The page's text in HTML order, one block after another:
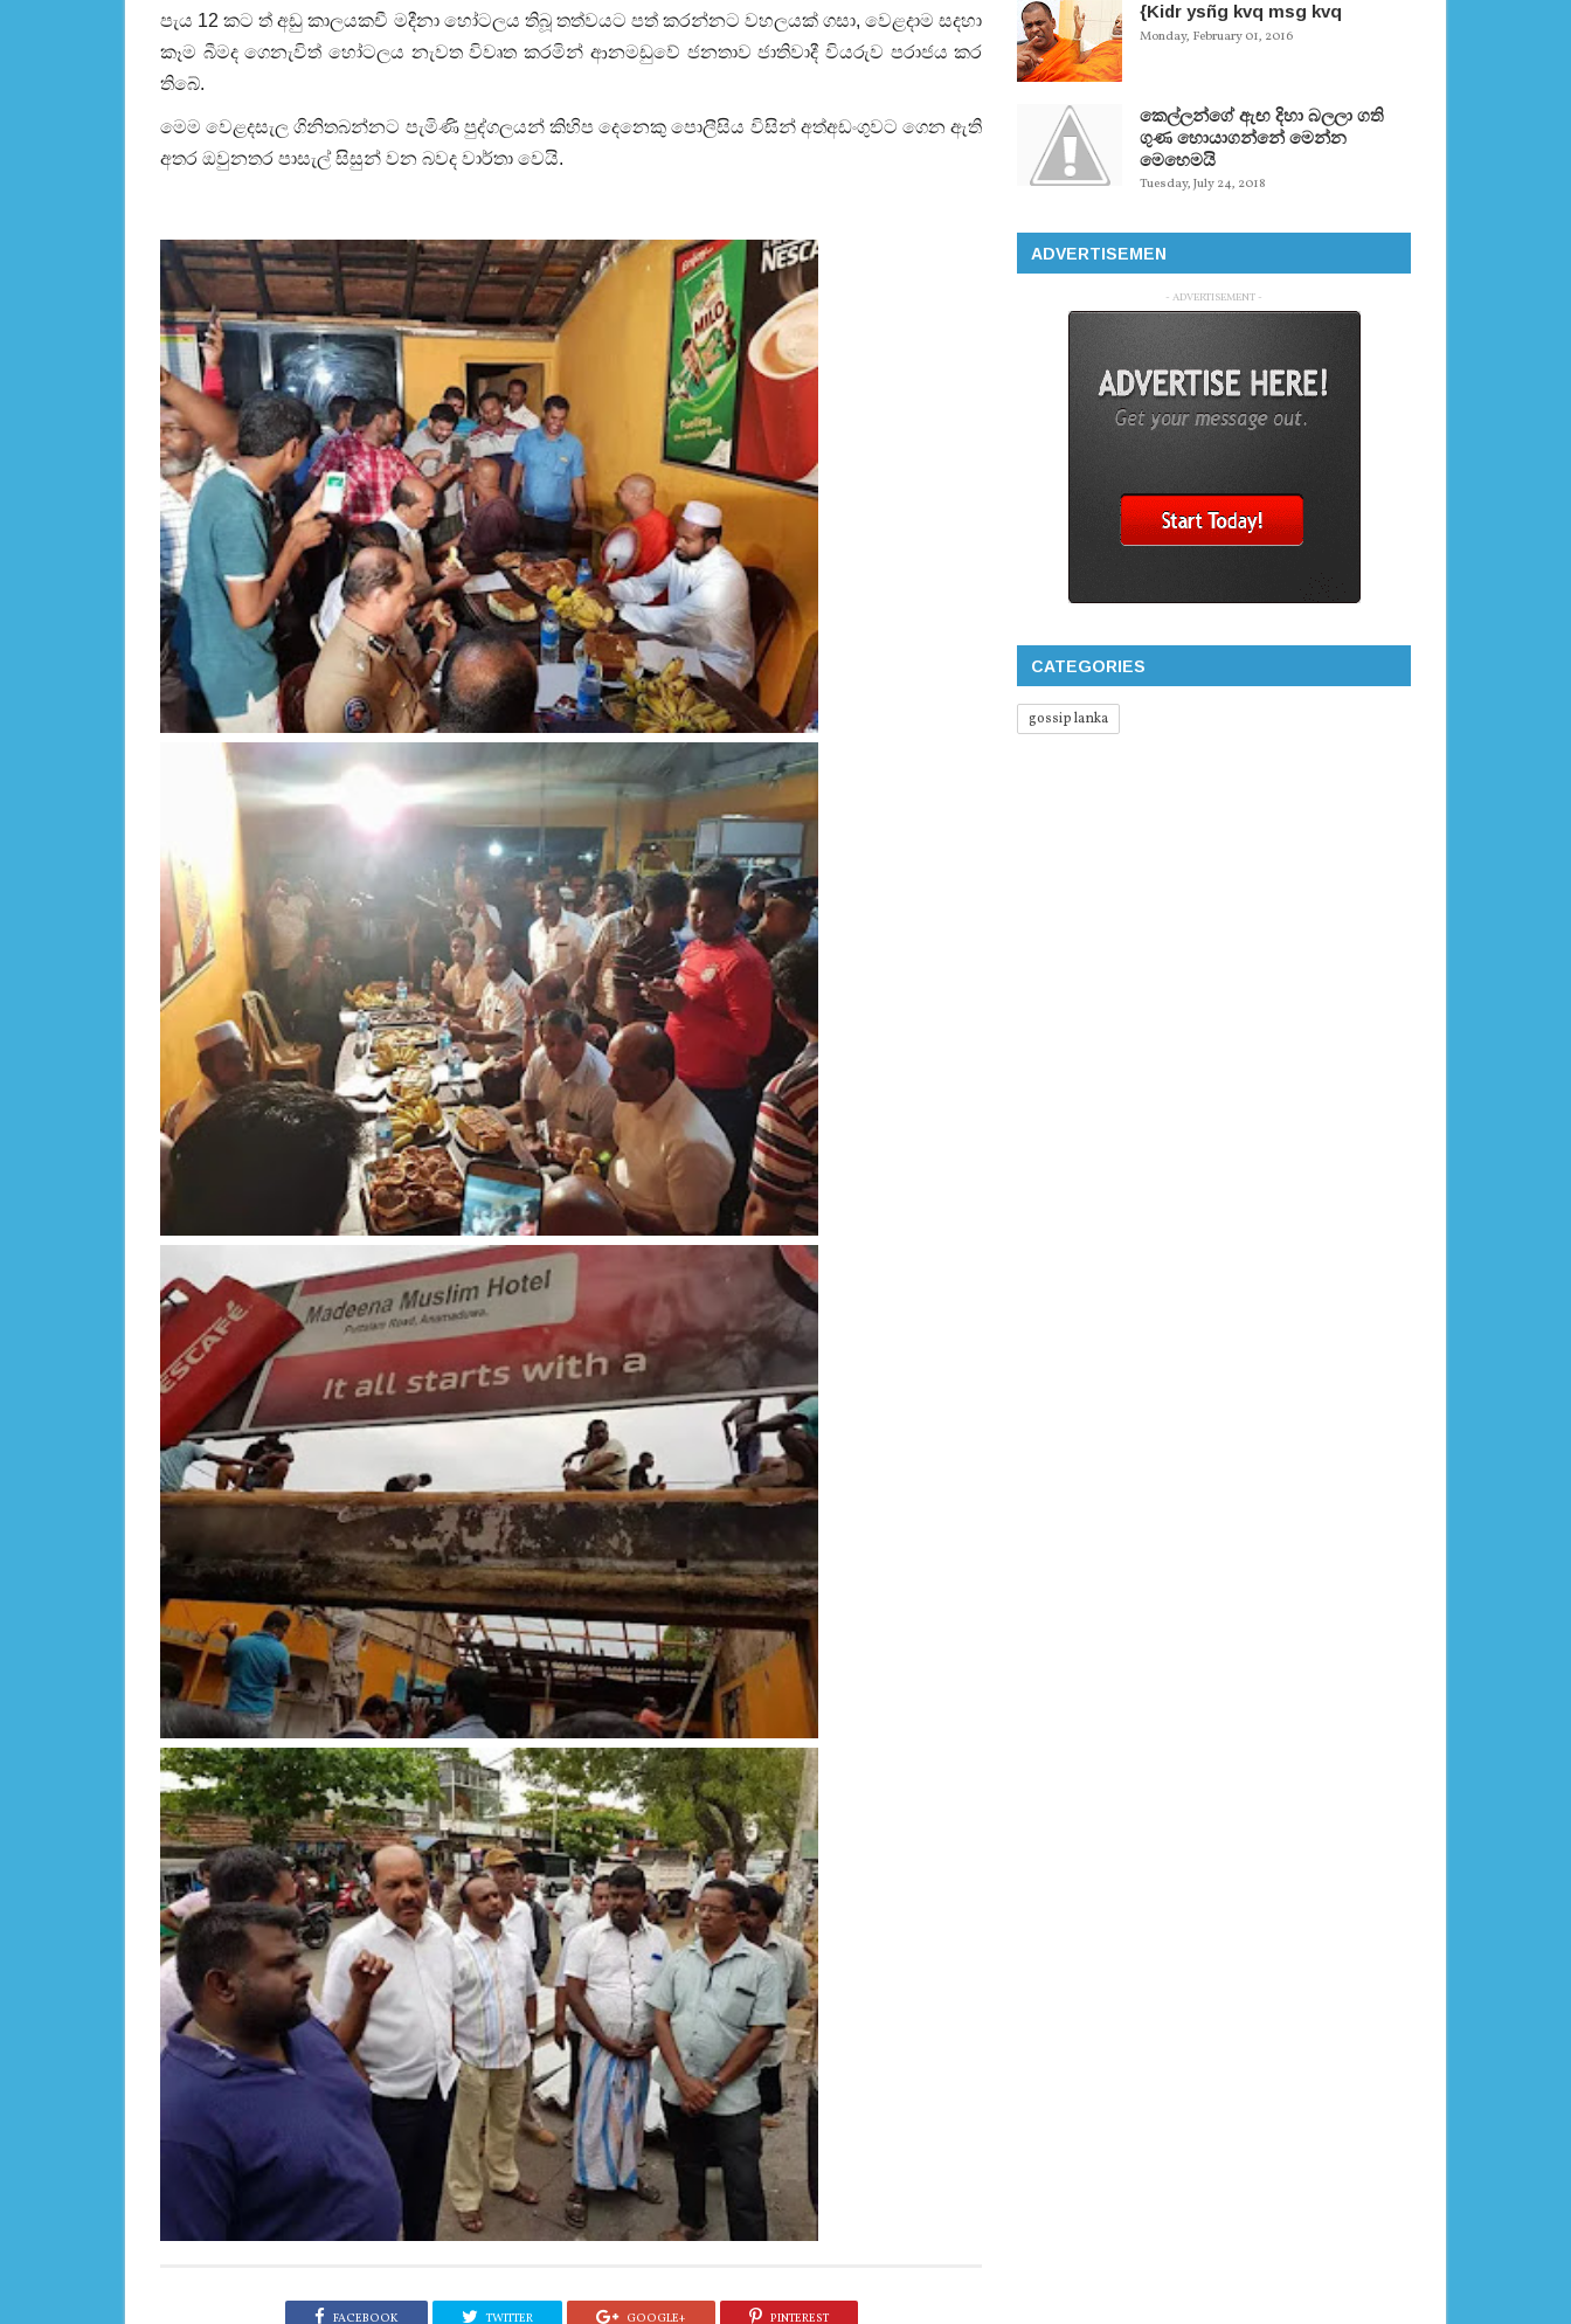
පැය 12 කට ත් අඩු කාලයකචී මදීනා හෝටලය තිබූ තත්වයට පත් කරන්නට වහලයක් ගසා, වෙළදාම සදහා
කෑම බීමද ගෙනැවිත් හෝටලය නැවත විවෘත කරමින් ආනමඩුවේ ජනතාව ජාතිවාදී වියරුව පරාජය කර
තිබේ.
මෙම වෙළදසැල ගිනිතබන්නට පැමිණි පුද්ගලයන් කිහිප දෙනෙකු පොලීසිය විසින් අත්අඩංගුවට ගෙන ඇති
අතර ඔවුනතර පාසැල් සිසුන් වන බවද වාර්තා වෙයි.
FACEBOOK TWITTER GOOGLE+ PINTEREST
{Kidr ysñg kvq msg kvq
Monday, February 01, 2016
කෙල්ලන්ගේ ඇඟ දිහා බලලා ගති
ගුණ හොයාගන්නේ මෙන්න
මෙහෙමයි
Tuesday, July 24, 2018
ADVERTISEMEN
- ADVERTISEMENT -
CATEGORIES
gossip lanka